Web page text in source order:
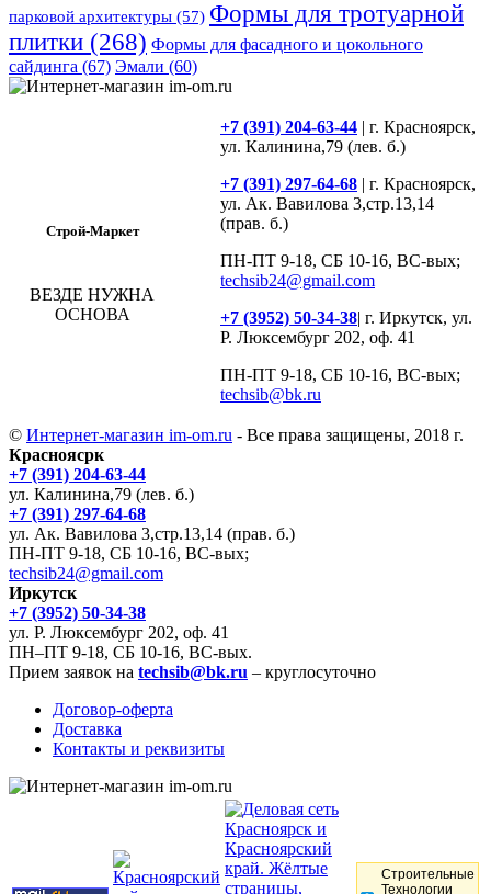
парковой архитектуры (57) Формы для тротуарной
плитки (268) Формы для фасадного и цокольного
сайдинга (67) Эмали (60)
Строй-Маркет
ВЕЗДЕ НУЖНА
ОСНОВА
+7 (391) 204-63-44 | г. Красноярск,
ул. Калинина,79 (лев. б.)
+7 (391) 297-64-68 | г. Красноярск,
ул. Ак. Вавилова 3,стр.13,14
(прав. б.)
ПН-ПТ 9-18, СБ 10-16, ВС-вых;
techsib24@gmail.com
+7 (3952) 50-34-38| г. Иркутск, ул.
Р. Люксембург 202, оф. 41
ПН-ПТ 9-18, СБ 10-16, ВС-вых;
techsib@bk.ru
© Интернет-магазин im-om.ru - Все права защищены, 2018 г.
Красноясрк
+7 (391) 204-63-44
ул. Калинина,79 (лев. б.)
+7 (391) 297-64-68
ул. Ак. Вавилова 3,стр.13,14 (прав. б.)
ПН-ПТ 9-18, СБ 10-16, ВС-вых;
techsib24@gmail.com
Иркутск
+7 (3952) 50-34-38
ул. Р. Люксембург 202, оф. 41
ПН–ПТ 9-18, СБ 10-16, ВС-вых.
Прием заявок на techsib@bk.ru – круглосуточно
Договор-оферта
Доставка
Контакты и реквизиты
Строительные
Технологии